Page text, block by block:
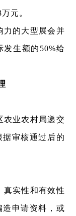
元。
力的大型展会并
生额的50%给
农业农村局递交
审核通过后的
真实性和有效性
造申请资料，或